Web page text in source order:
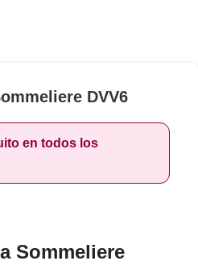
DVV6
en todos los
Sommeliere